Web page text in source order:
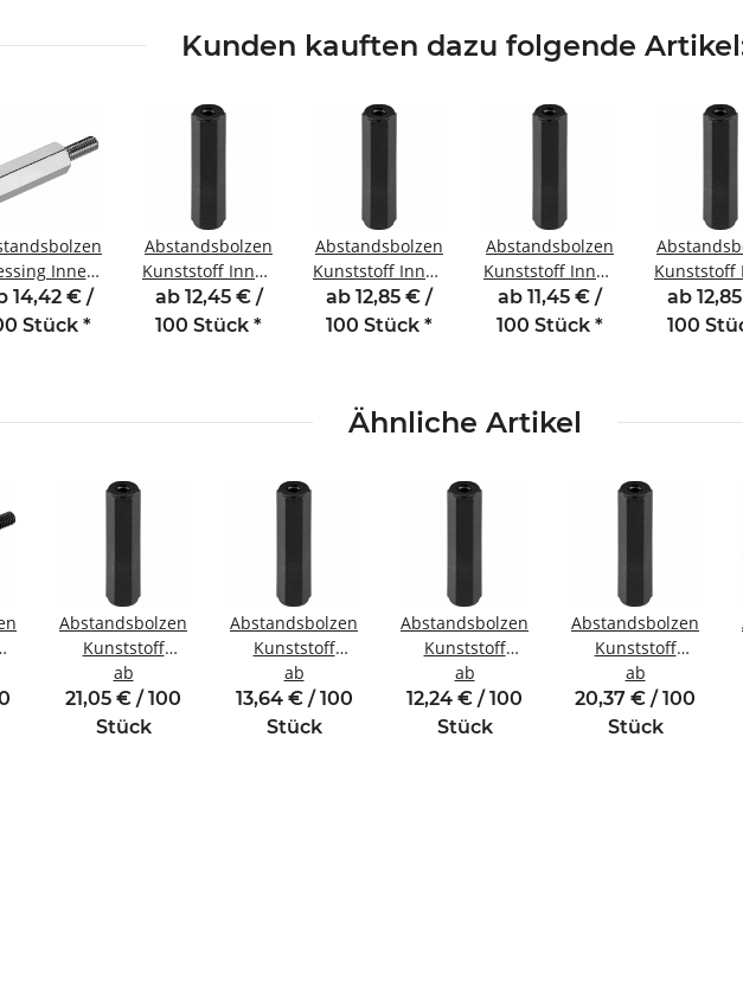
Kunden kauften dazu folgende
Innen
mm M3 SW5
14,42 € /
Stück *
Abstandsbolzen
Kunststoff Innen
/Innengewinde
11 mm M3 SW6
ab 12,45 € /
100 Stück *
Abstandsbolzen
Kunststoff Innen
/Innengewinde
8 mm M3 SW6
ab 12,85 € /
100 Stück *
Abstandsbolzen
Kunststoff Innen
/Innengewinde
10 mm M3 SW6
ab 11,45 € /
100 Stück *
Kunststoff
/
7 mm M3
ab
100
Ähnliche Artikel
Abstandsbolzen
Kunststoff
Innen/Innengewinde
M6 SW10
ab
21,05 € / 100
Stück
Abstandsbolzen
Kunststoff
Innen/Innengewinde
M2,5 SW5
ab
13,64 € / 100
Stück
Abstandsbolzen
Kunststoff
Innen/Innengewinde
M4 SW8
ab
12,24 € / 100
Stück
Abstandsbolzen
Kunststoff
Innen/Innengewinde
M5 SW10
ab
20,37 € / 100
Stück